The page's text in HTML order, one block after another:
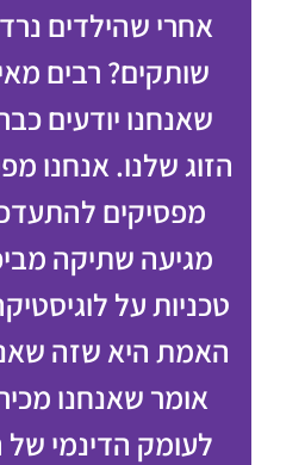
אחרי שהילדים
שותקים? רבים
שאנחנו יודעים
הזוג שלנו. אנחנו
מפסיקים
מגיעה שתיקה
טכניות על
האמת היא שזה
אומר שאנחנו
לעומק הדינמי של